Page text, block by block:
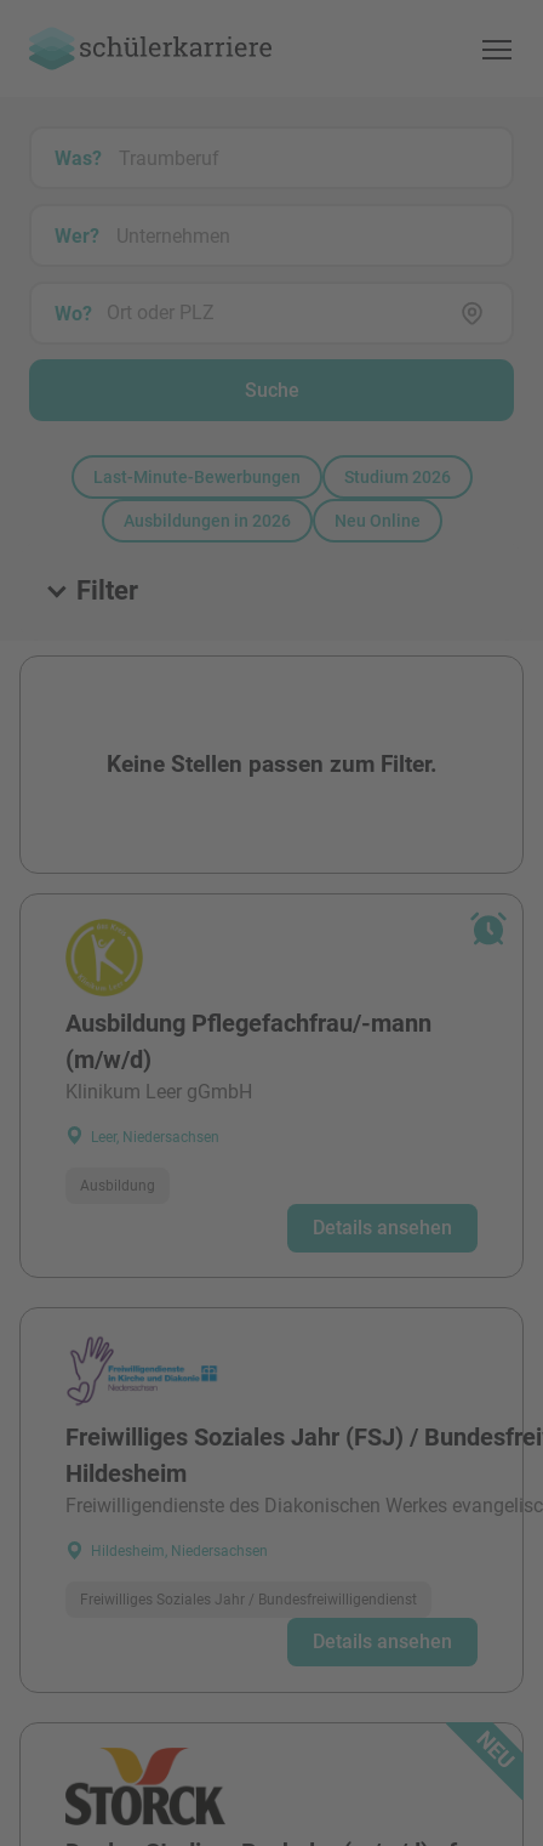
Was?
Wer?
Wo?
Suche
Last-Minute-Bewerbungen Studium 2026
Ausbildungen in 2026 Neu Online
Filter
Keine Stellen passen zum Filter.
Ausbildung Pflegefachfrau/-mann
(m/w/d)
Klinikum Leer gGmbH
Leer, Niedersachsen
Ausbildung
Details ansehen
Freiwilliges Soziales Jahr (FSJ) /
Hildesheim
Freiwilligendienste des Diakonischen Werkes
Hildesheim, Niedersachsen
Freiwilliges Soziales Jahr / Bundesfreiwilligendienst
Details ansehen